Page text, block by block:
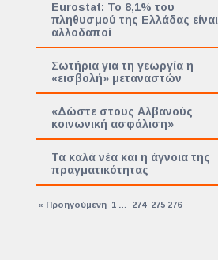
Eurostat: Το 8,1% του
πληθυσμού της Ελλάδας είναι
αλλοδαποί
Σωτήρια για τη γεωργία η
«εισβολή» μεταναστών
«Δώστε στους Αλβανούς
κοινωνική ασφάλιση»
Τα καλά νέα και η άγνοια της
πραγματικότητας
« Προηγούμενη 1 274 275 276